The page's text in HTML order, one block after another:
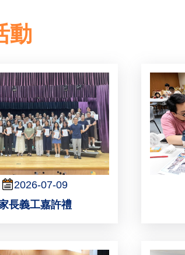
動
2026-07-09
長義工嘉許禮